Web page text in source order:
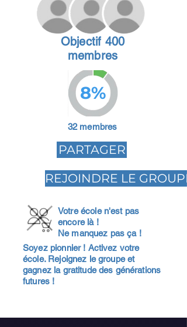
Objectif 400
membres
8%
32 membres
PARTAGER
REJOINDRE LE GROUPE
Votre école n'est pas
encore là !
Ne manquez pas ça !
Soyez pionnier ! Activez votre
école. Rejoignez le groupe et
gagnez la gratitude des générations
futures !